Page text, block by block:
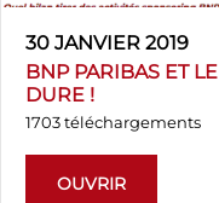
30 JANVIER 2019
BNP PARIBAS ET
DURE !
1703 téléchargements
OUVRIR